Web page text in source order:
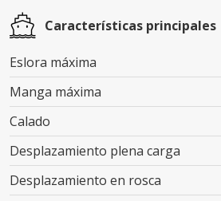
Características principales
Eslora máxima
Manga máxima
Calado
Desplazamiento plena carga
Desplazamiento en rosca